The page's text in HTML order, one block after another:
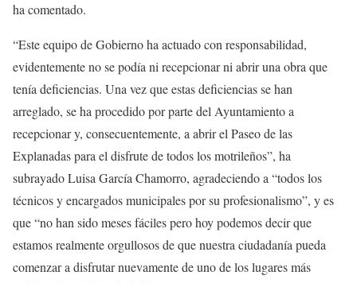
ha comentado.
“Este equipo de Gobierno ha actuado con responsabilidad,
evidentemente no se podía ni recepcionar ni abrir una obra que
tenía deficiencias. Una vez que estas deficiencias se han
arreglado, se ha procedido por parte del Ayuntamiento a
recepcionar y, consecuentemente, a abrir el Paseo de las
Explanadas para el disfrute de todos los motrileños”, ha
subrayado Luisa García Chamorro, agradeciendo a “todos los
técnicos y encargados municipales por su profesionalismo”, y es
que “no han sido meses fáciles pero hoy podemos decir que
estamos realmente orgullosos de que nuestra ciudadanía pueda
comenzar a disfrutar nuevamente de uno de los lugares más